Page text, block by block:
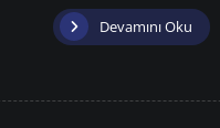
Devamını Oku